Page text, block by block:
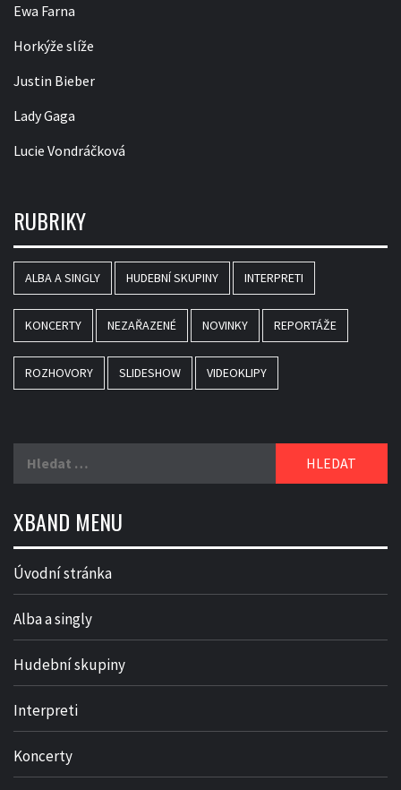
Ewa Farna
Horkýže slíže
Justin Bieber
Lady Gaga
Lucie Vondráčková
RUBRIKY
ALBA A SINGLY HUDEBNÍ SKUPINY INTERPRETI
KONCERTY NEZAŘAZENÉ NOVINKY REPORTÁŽE
ROZHOVORY SLIDESHOW VIDEOKLIPY
XBAND MENU
Úvodní stránka
Alba a singly
Hudební skupiny
Interpreti
Koncerty